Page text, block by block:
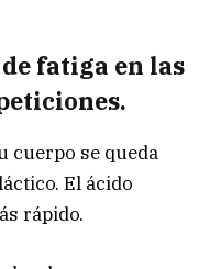
fatiga en las
cuerpo se queda
El ácido
rápido.